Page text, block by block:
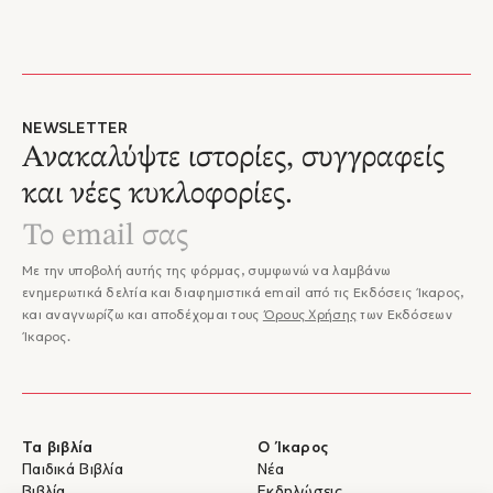
NEWSLETTER
Ανακαλύψτε ιστορίες, συγγραφείς
και νέες κυκλοφορίες.
Με την υποβολή αυτής της φόρμας, συμφωνώ να λαμβάνω
ενημερωτικά δελτία και διαφημιστικά email από τις Εκδόσεις Ίκαρος,
και αναγνωρίζω και αποδέχομαι τους Όρους Χρήσης των Εκδόσεων
Ίκαρος.
Τα βιβλία
Παιδικά Βιβλία
Ο Ίκαρος
Νέα